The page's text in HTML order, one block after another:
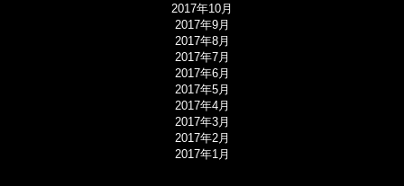
2017年10月
2017年9月
2017年8月
2017年7月
2017年6月
2017年5月
2017年4月
2017年3月
2017年2月
2017年1月